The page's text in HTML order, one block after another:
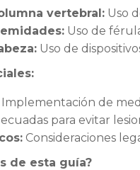
vertebral: Uso
Uso de
Uso de
Implementación de
para evitar
Consideraciones
de esta guía?